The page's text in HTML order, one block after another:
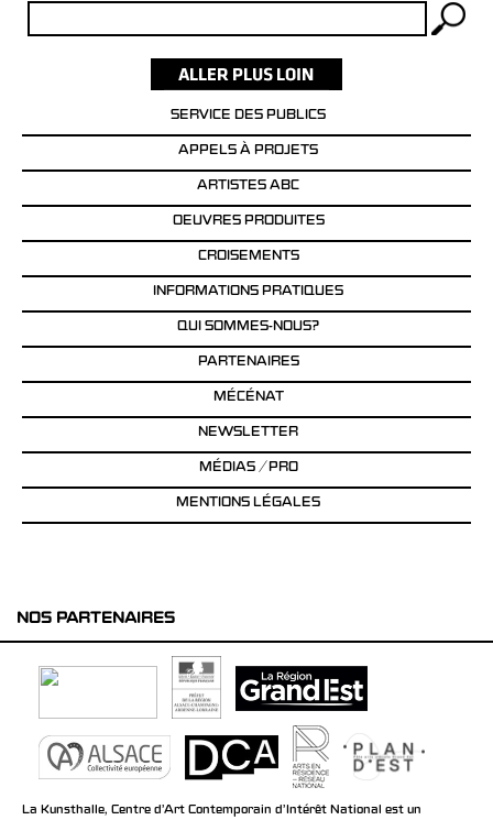
SERVICE DES PUBLICS
APPELS À PROJETS
ARTISTES ABC
OEUVRES PRODUITES
CROISEMENTS
INFORMATIONS PRATIQUES
QUI SOMMES-NOUS?
PARTENAIRES
MÉCÉNAT
NEWSLETTER
MÉDIAS / PRO
MENTIONS LÉGALES
NOS PARTENAIRES
La Kunsthalle, Centre d’Art Contemporain d’Intérêt National est un